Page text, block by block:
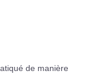
de manière